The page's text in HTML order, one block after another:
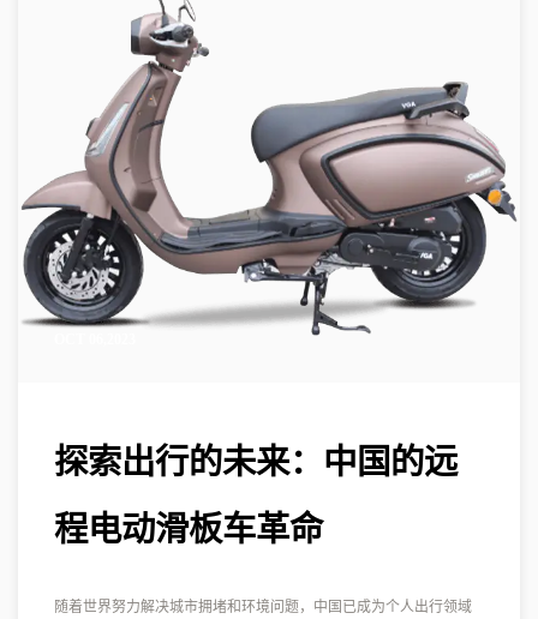
探索出行的未来：中国的远
程电动滑板车革命
随着世界努力解决城市拥堵和环境问题，中国已成为个人出行领域